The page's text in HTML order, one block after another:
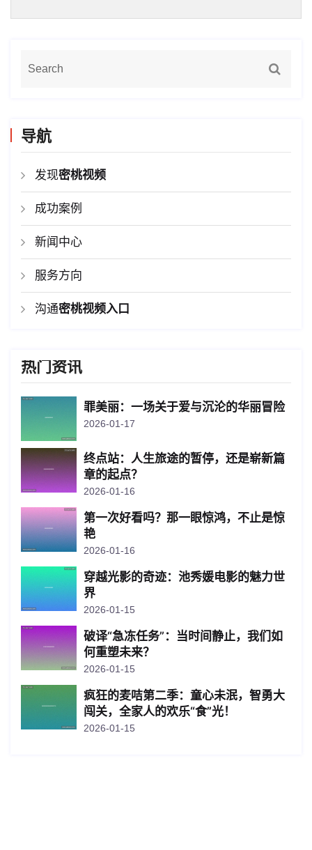
导航
发现密桃视频
成功案例
新闻中心
服务方向
沟通密桃视频入口
热门资讯
罪美丽：一场关于爱与沉沦的华丽冒险
2026-01-17
终点站：人生旅途的暂停，还是崭新篇
章的起点？
2026-01-16
第一次好看吗？那一眼惊鸿，不止是惊
艳
2026-01-16
穿越光影的奇迹：池秀媛电影的魅力世
界
2026-01-15
破译“急冻任务”：当时间静止，我们如
何重塑未来？
2026-01-15
疯狂的麦咭第二季：童心未泯，智勇大
闯关，全家人的欢乐“食”光！
2026-01-15